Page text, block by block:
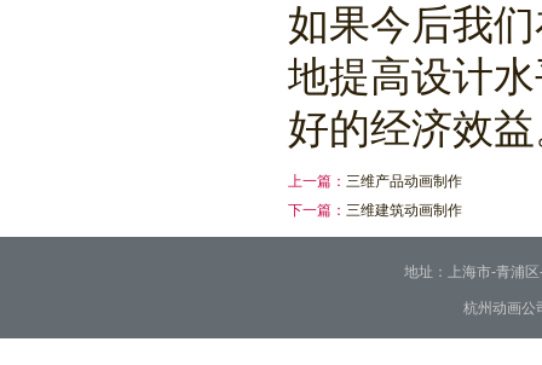
如果今后我
地提高设计
好的经济效
上一篇： 三维产品动画制作
下一篇： 三维建筑动画制作
地址：上海市-青浦
杭州动画公